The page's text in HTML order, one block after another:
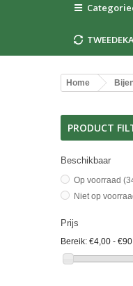
Home
PRODUCT
Beschikbaar
Op voorraad
Niet op
Prijs
Bereik: €4,00 -